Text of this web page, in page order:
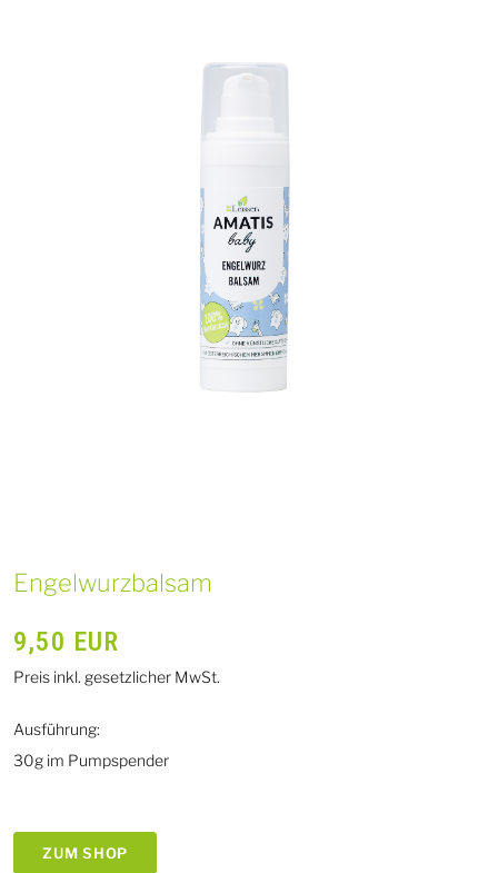
Engelwurzbalsam
9,50 EUR
Preis inkl. gesetzlicher MwSt.
Ausführung:
30g im Pumpspender
ZUM SHOP